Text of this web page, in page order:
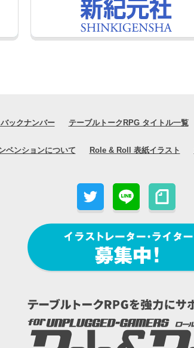
ックナンバー テーブルトークRPG タイトル一覧
ベンションについて Role & Roll 表紙イラスト